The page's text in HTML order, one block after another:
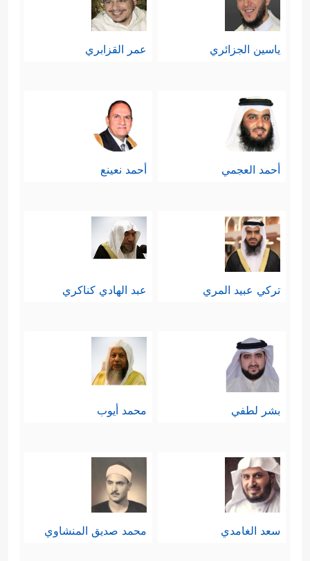
ياسين الجزائري عمر القزابري
أحمد العجمي أحمد نعينع
تركي عبيد المري عبد الهادي كناكري
بشر لطفي محمد أيوب
سعد الغامدي محمد صديق المنشاوي